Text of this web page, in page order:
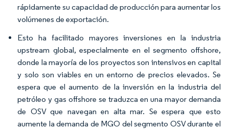
rápidamente su capacidad de producción para aumentar los
volúmenes de exportación.
Esto ha facilitado mayores inversiones en la industria
upstream global, especialmente en el segmento offshore,
donde la mayoría de los proyectos son intensivos en capital
y solo son viables en un entorno de precios elevados. Se
espera que el aumento de la inversión en la industria del
petróleo y gas offshore se traduzca en una mayor demanda
de OSV que navegan en alta mar. Se espera que esto
aumente la demanda de MGO del segmento OSV durante el